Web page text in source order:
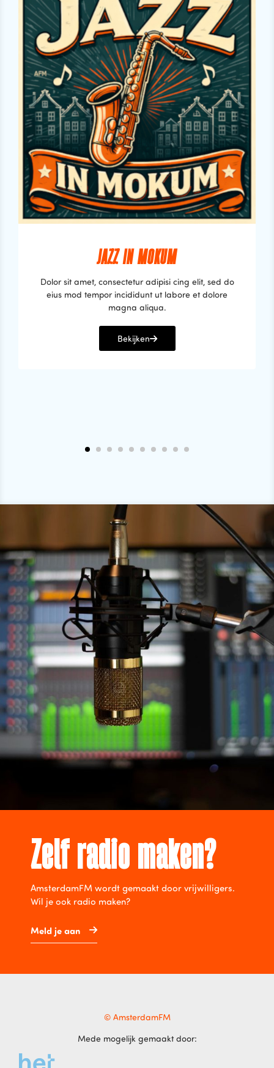
JAZZ IN MOKUM
Dolor sit amet, consectetur adipisi cing elit, sed do
eius mod tempor incididunt ut labore et dolore
magna aliqua.
Bekijken
Zelf radio maken?
AmsterdamFM wordt gemaakt door vrijwilligers.
Wil je ook radio maken?
Meld je aan
© AmsterdamFM
Mede mogelijk gemaakt door: